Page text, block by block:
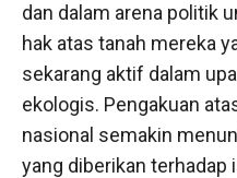
dan dalam arena politik
hak atas tanah mereka
sekarang aktif dalam
ekologis. Pengakuan
nasional semakin
yang diberikan terhadap